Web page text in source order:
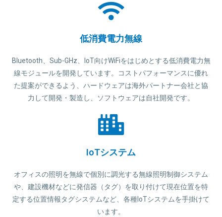
低消費電力無線
Bluetooth、Sub-GHz、IoT向けWiFiをはじめとする低消費電力無
線モジュールを開発しています。コストパフォーマンスに優れ
た提案ができるよう、ハードウェアは海外パートナー会社と協
力して開発・製造し、ソフトウェアは自社開発です。
IoTシステム
オフィスの照明を無線で個別に調光する無線照明制御システム
や、建設機材などに発信器（タグ）を取り付けて現在位置を特
定する位置情報タグシステムなど、各種IoTシステムを手掛けて
います。